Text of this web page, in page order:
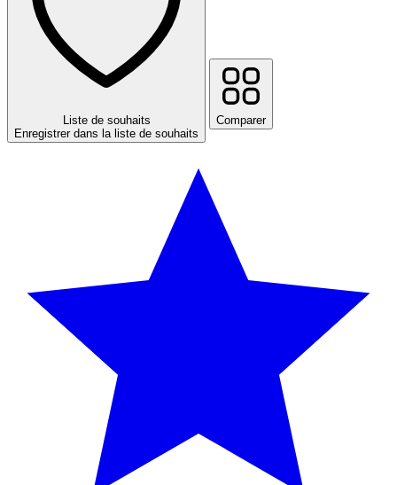
Liste de souhaits
Enregistrer dans la liste de souhaits
Comparer